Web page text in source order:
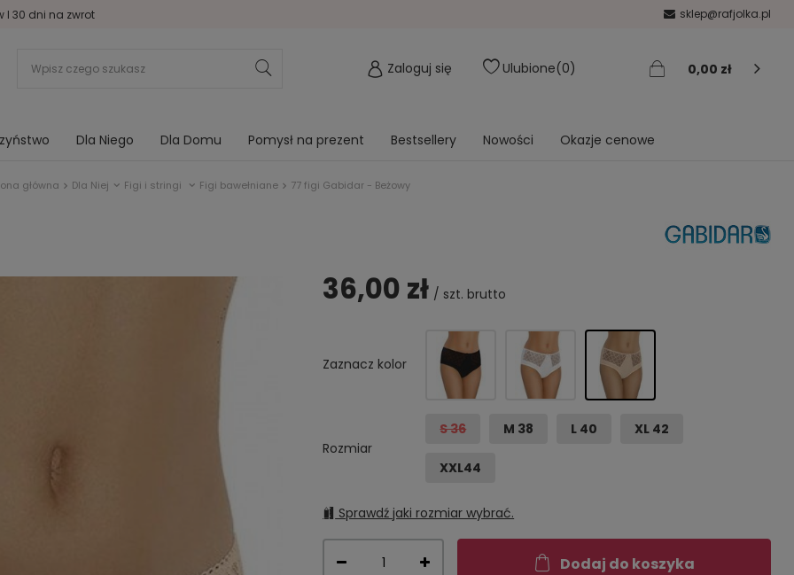
I 30 dni na zwrot sklep@rafjolka.pl
Zaloguj się Ulubione 0 0,00 zł
Dla Niego Dla Domu Pomysł na prezent Bestsellery Nowości Okazje cenowe
główna Dla Niej Figi i stringi Figi bawełniane 77 figi Gabidar - Beżowy
36,00 zł / szt. brutto
Zaznacz kolor
Rozmiar
S 36 M 38 L 40 XL 42
XXL44
Sprawdź jaki rozmiar wybrać.
Dodaj do koszyka